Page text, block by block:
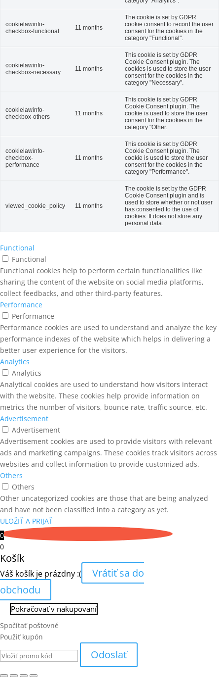
cookielawinfo-
checkbox-functional
11 months
The cookie is set by GDPR
cookie consent to record the user
consent for the cookies in the
category "Functional".
cookielawinfo-
checkbox-necessary
11 months
This cookie is set by GDPR
Cookie Consent plugin. The
cookies is used to store the user
consent for the cookies in the
category "Necessary".
cookielawinfo-
checkbox-others
11 months
This cookie is set by GDPR
Cookie Consent plugin. The
cookie is used to store the user
consent for the cookies in the
category "Other.
cookielawinfo-
checkbox-
performance
11 months
This cookie is set by GDPR
Cookie Consent plugin. The
cookie is used to store the user
consent for the cookies in the
category "Performance".
viewed_cookie_policy 11 months
The cookie is set by the GDPR
Cookie Consent plugin and is
used to store whether or not user
has consented to the use of
cookies. It does not store any
personal data.
Functional
Functional
Functional cookies help to perform certain functionalities like
sharing the content of the website on social media platforms,
collect feedbacks, and other third-party features.
Performance
Performance
Performance cookies are used to understand and analyze the key
performance indexes of the website which helps in delivering a
better user experience for the visitors.
Analytics
Analytics
Analytical cookies are used to understand how visitors interact
with the website. These cookies help provide information on
metrics the number of visitors, bounce rate, traffic source, etc.
Advertisement
Advertisement
Advertisement cookies are used to provide visitors with relevant
ads and marketing campaigns. These cookies track visitors across
websites and collect information to provide customized ads.
Others
Others
Other uncategorized cookies are those that are being analyzed
and have not been classified into a category as yet.
ULOŽIŤ A PRIJAŤ
0
0
Košík
Váš košík je prázdny :(
Vrátiť sa do
obchodu
Pokračovať v nakupovaní
Spočítať poštovné
Použiť kupón
Odoslať